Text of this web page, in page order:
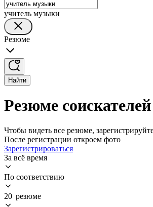
учитель музыки
Резюме
Найти
Резюме
Чтобы видеть все резюме,
После регистрации откроем фото
Зарегистрироваться
За всё время
По соответствию
20 резюме